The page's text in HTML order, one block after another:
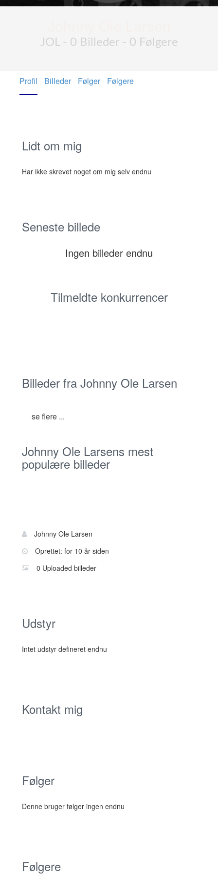
JOL - 0 Billeder - 0 Følgere
Profil Billeder Følger Følgere
Lidt om mig
Har ikke skrevet noget om mig selv endnu
Seneste billede
Ingen billeder endnu
Tilmeldte konkurrencer
Billeder fra Johnny Ole Larsen
se flere ...
Johnny Ole Larsens mest
populære billeder
Bruger
information
Navn:
Johnny Ole Larsen
Oprettet: for 10 år siden
0 Uploaded billeder
Udstyr
Intet udstyr defineret endnu
Kontakt mig
Følger
Denne bruger følger ingen endnu
Følgere